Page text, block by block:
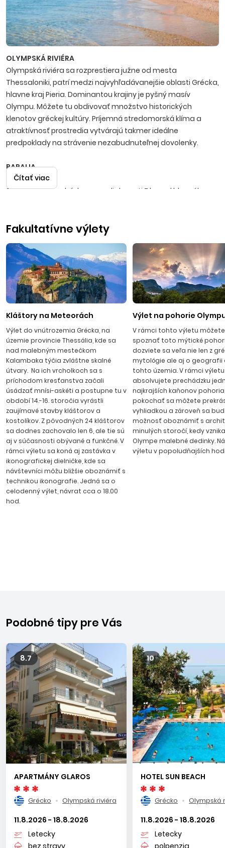
OLYMPSKÁ RIVIÉRA
Olympská riviéra sa rozprestiera južne od mesta
Thessaloniki, patrí medzi najvyhľadávanejšie oblasti Grécka,
hlavne kraj Pieria. Dominantou krajiny je pyšný masív
Olympu. Môžete tu obdivovať množstvo historických
klenotov gréckej kultúry. Príjemná stredomorská klíma a
atraktívnosť prostredia vytvárajú takmer ideálne
predpoklady na strávenie nezabudnuteľnej dovolenky.
PARALIA
Stredisko sa nachádza vo vzdialenosti 7 km od hlavného
Olymp. Kedysi bola rybárskou dedinkou, ktorá sa v
gréckych turistických stredísk. V Paralii nájdete takmer
všetko, čo hľadáte. Pozdĺž zlatistých piesočnatých pláží sa
nachádzajú desiatky reštaurácií, vinární, diskoték, kde nočný
život končí v skorých ranných hodinách. Množstvo barov a
taverien láka svojimi typickými špecialitami a chladenými
miešanými nápojmi.
Čítať viac
Fakultatívne výlety
Kláštory na Meteorách
Výlet do vnútrozemia Grécka, na
územie provincie Thessália, kde sa
nad malebným mestečkom
Kalambaka týčia zvláštne skalné
útvary. Na ich vrcholkoch sa s
príchodom kresťanstva začali
úsádzať mnísi-askéti a postupne tu v
období 14.-16. storočia vyrástli
zaujímavé stavby kláštorov a
kostolíkov. Z pôvodných 24 kláštorov
sa dodnes zachovalo len 6, ale tie sú
aj v súčasnosti obývané a funkčné. V
rámci výletu sa koná aj zastávka v
ikonografickej dielničke, kde sa
návštevníci môžu bližšie oboznámiť s
technikou ikonografie. Jedná sa o
celodenný výlet, návrat cca o 18.00
hod.
Výlet na pohorie
V rámci tohto výletu
spoznať toto mýtické
dozviete sa veľa nie len z
mytológie ale aj o geografii
tohto územia. V rámci výletu
absolvujete prechádzku
najkrajších kaňonov pohoria,
pokochať sa môžete
vyhliadkou a zároveň sa
možnosť oboznámiť s
minulých storočí, kedy
Olympe malebné dedinky.
výletu v popoludňajších
Podobné tipy pre Vás
8.7
APARTMÁNY GLAROS
Grécko Olympská riviéra
11.8.2026 - 18.8.2026
Letecky
bez stravy
10
HOTEL SUN BEACH
Grécko Olympská
11.8.2026 - 18.8.2026
Letecky
polpenzia